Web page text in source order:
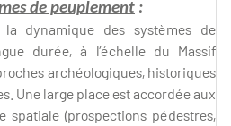
de peuplement :
dynamique des systèmes de
durée, à l’échelle du Massif
archéologiques, historiques
Une large place est accordée aux
spatiale (prospections pédestres,